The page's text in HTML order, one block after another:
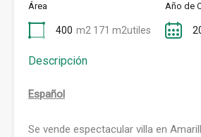
Área
400 m2 171 m2utiles
Año de
Descripción
Español
Se vende espectacular villa en